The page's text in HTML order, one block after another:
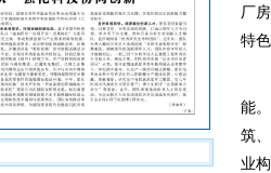
厂
特
“
能
筑
业